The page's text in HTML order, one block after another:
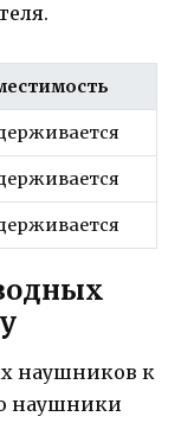
наушников к
наушники